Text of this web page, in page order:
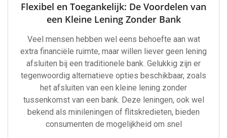
Flexibel en Toegankelijk: De Voordelen van
een Kleine Lening Zonder Bank
Veel mensen hebben wel eens behoefte aan wat
extra financiële ruimte, maar willen liever geen lening
afsluiten bij een traditionele bank. Gelukkig zijn er
tegenwoordig alternatieve opties beschikbaar, zoals
het afsluiten van een kleine lening zonder
tussenkomst van een bank. Deze leningen, ook wel
bekend als minileningen of flitskredieten, bieden
consumenten de mogelijkheid om snel